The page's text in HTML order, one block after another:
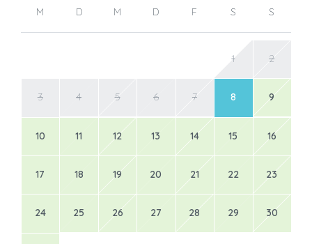
M D M D F S S
1 2
3 4 5 6 7 8 9
10 11 12 13 14 15 16
17 18 19 20 21 22 23
24 25 26 27 28 29 30